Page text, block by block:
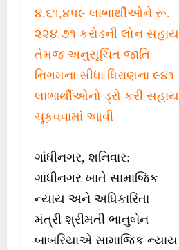
૪,૬૧,૪૫૯ લાભાર્થીઓને રૂ.
૨૨૪.૭૧ કરોડની લોન સહાય
તેમજ અનુસૂચિત જાતિ
નિગમના સીધા ધિરાણના ૯૪૧
લાભાર્થીઓનો ડ્રો કરી સહાય
ચૂકવવામાં આવી
ગાંધીનગર, શનિવાર:
ગાંધીનગર ખાતે સામાજિક
ન્યાય અને અધિકારિતા
મંત્રી શ્રીમતી ભાનુબેન
બાબરિયાએ સામાજિક ન્યાય